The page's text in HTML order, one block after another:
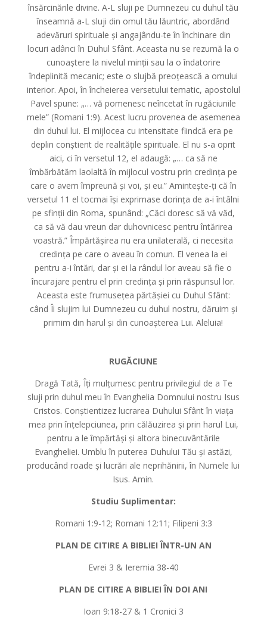
însărcinările divine. A-L sluji pe Dumnezeu cu duhul tău
înseamnă a-L sluji din omul tău lăuntric, abordând
adevăruri spirituale și angajându-te în închinare din
locuri adânci în Duhul Sfânt. Aceasta nu se rezumă la o
cunoaștere la nivelul minții sau la o îndatorire
îndeplinită mecanic; este o slujbă preoțească a omului
interior. Apoi, în încheierea versetului tematic, apostolul
Pavel spune: „… vă pomenesc neîncetat în rugăciunile
mele” (Romani 1:9). Acest lucru provenea de asemenea
din duhul lui. El mijlocea cu intensitate fiindcă era pe
deplin conștient de realitățile spirituale. El nu s-a oprit
aici, ci în versetul 12, el adaugă: „… ca să ne
îmbărbătăm laolaltă în mijlocul vostru prin credința pe
care o avem împreună și voi, și eu.” Amintește-ți că în
versetul 11 el tocmai își exprimase dorința de a-i întâlni
pe sfinții din Roma, spunând: „Căci doresc să vă văd,
ca să vă dau vreun dar duhovnicesc pentru întărirea
voastră.” Împărtășirea nu era unilaterală, ci necesita
credința pe care o aveau în comun. El venea la ei
pentru a-i întări, dar și ei la rândul lor aveau să fie o
încurajare pentru el prin credința și prin răspunsul lor.
Aceasta este frumusețea părtășiei cu Duhul Sfânt:
când Îi slujim lui Dumnezeu cu duhul nostru, dăruim și
primim din harul și din cunoașterea Lui. Aleluia!
RUGĂCIUNE
Dragă Tată, Îți mulțumesc pentru privilegiul de a Te
sluji prin duhul meu în Evanghelia Domnului nostru Isus
Cristos. Conștientizez lucrarea Duhului Sfânt în viața
mea prin înțelepciunea, prin călăuzirea și prin harul Lui,
pentru a le împărtăși și altora binecuvântările
Evangheliei. Umblu în puterea Duhului Tău și astăzi,
producând roade și lucrări ale neprihănirii, în Numele lui
Isus. Amin.
Studiu Suplimentar:
Romani 1:9-12; Romani 12:11; Filipeni 3:3
PLAN DE CITIRE A BIBLIEI ÎNTR-UN AN
Evrei 3 & Ieremia 38-40
PLAN DE CITIRE A BIBLIEI ÎN DOI ANI
Ioan 9:18-27 & 1 Cronici 3